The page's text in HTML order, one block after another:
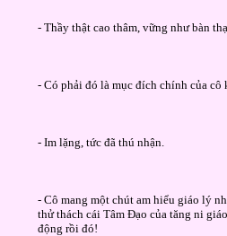
- Thầy thật cao thâm, vững như bàn
- Có phải đó là mục đích chính của cô
- Im lặng, tức đã thú nhận.
- Cô mang một chút am hiểu giáo lý
thử thách cái Tâm Đạo của tăng ni
động rồi đó!